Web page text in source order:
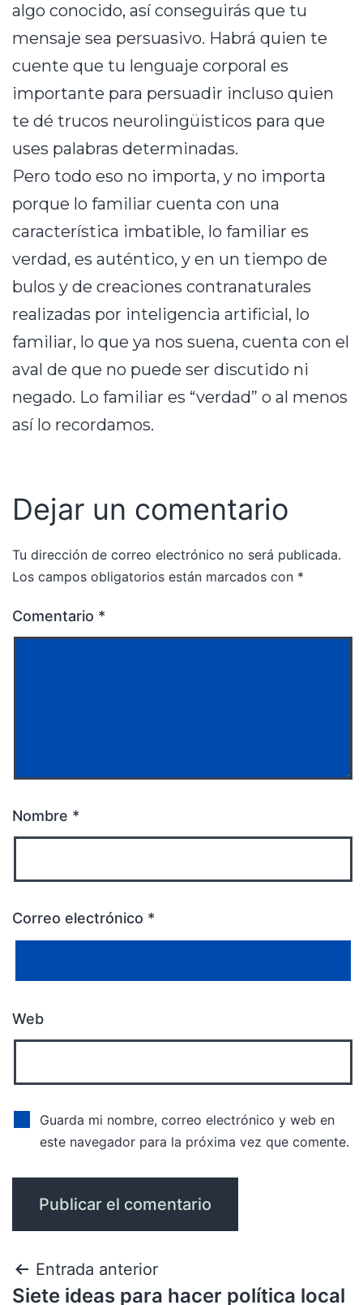
algo conocido, así conseguirás que tu
mensaje sea persuasivo. Habrá quien te
cuente que tu lenguaje corporal es
importante para persuadir incluso quien
te dé trucos neurolingüisticos para que
uses palabras determinadas.
Pero todo eso no importa, y no importa
porque lo familiar cuenta con una
característica imbatible, lo familiar es
verdad, es auténtico, y en un tiempo de
bulos y de creaciones contranaturales
realizadas por inteligencia artificial, lo
familiar, lo que ya nos suena, cuenta con el
aval de que no puede ser discutido ni
negado. Lo familiar es “verdad” o al menos
así lo recordamos.
Dejar un comentario
Tu dirección de correo electrónico no será publicada.
Los campos obligatorios están marcados con *
Comentario *
Nombre *
Correo electrónico *
Web
Guarda mi nombre, correo electrónico y web en
este navegador para la próxima vez que comente.
Entrada anterior
Siete ideas para hacer política local